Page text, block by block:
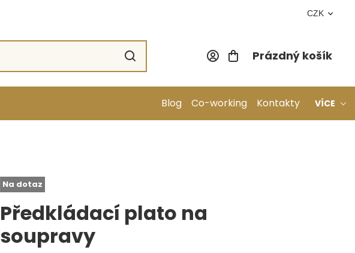
CZK
Nákupní
Prázdný košík
Blog Co-working Kontakty VÍCE
Na dotaz
Předkládací plato na
soupravy